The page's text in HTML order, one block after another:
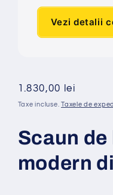
Vezi detalii
Preț
obișnuit
1.830,00 lei
Taxe incluse.Taxele de
Scaun
modern